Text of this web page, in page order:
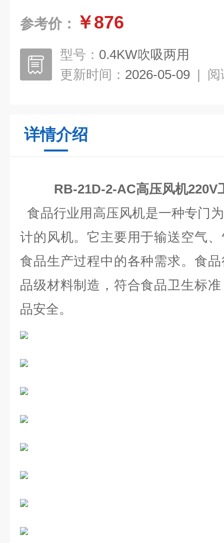
参考价： ￥876
型号： 0.4KW吹吸两用
更新时间： 2026-05-09 | 阅
详情介绍
RB-21D-2-AC高压风机220V
食品行业用高压风机是一种专门
计的风机。它主要用于输送空气
食品生产过程中的各种需求。食
品级材料制造，符合食品卫生标
品安全。